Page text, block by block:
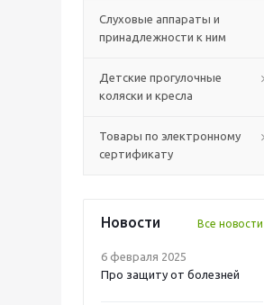
Слуховые аппараты и
принадлежности к ним
Детские прогулочные
коляски и кресла
Товары по электронному
сертификату
Новости Все новости
6 февраля 2025
Про защиту от болезней